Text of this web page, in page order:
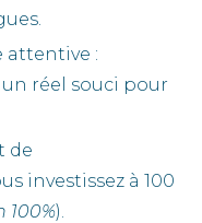
attentive :
réel souci pour
de
investissez à 100
100%).